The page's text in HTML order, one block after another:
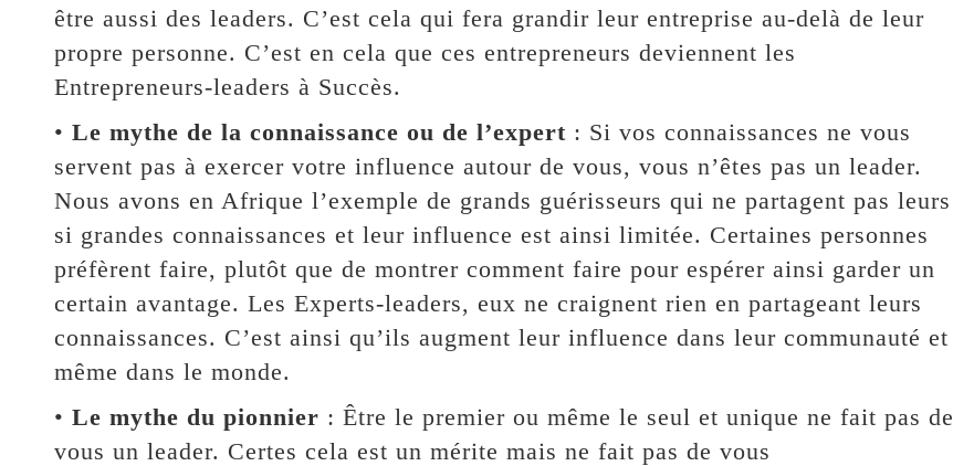
être aussi des leaders. C’est cela qui fera grandir leur entreprise au-delà de leur
propre personne. C’est en cela que ces entrepreneurs deviennent les
Entrepreneurs-leaders à Succès.
• Le mythe de la connaissance ou de l’expert: Si vos connaissances ne vous
servent pas à exercer votre influence autour de vous, vous n’êtes pas un leader.
Nous avons en Afrique l’exemple de grands guérisseurs qui ne partagent pas leurs
si grandes connaissances et leur influence est ainsi limitée. Certaines personnes
préfèrent faire, plutôt que de montrer comment faire pour espérer ainsi garder un
certain avantage. Les Experts-leaders, eux ne craignent rien en partageant leurs
connaissances. C’est ainsi qu’ils augment leur influence dans leur communauté et
même dans le monde.
• Le mythe du pionnier : Être le premier ou même le seul et unique ne fait pas de
vous un leader. Certes cela est un mérite mais ne fait pas de vous